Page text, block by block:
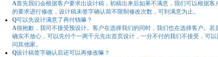
A首先我们会根据客户要求出设计稿，初稿出来后如果不满意，我们可以根据客
的要求进行修改，设计稿未签字确认前不限制修改次数，可到满意为止。
Q可以先设计满意了再付钱嘛？
A很抱歉，我司不接受预设计。客户在选择我们的同时，我们也在选择客户。若
确实不放心，可以先付个一两千元先出首页设计，一分不付的我们不接受，可以
问其他家。
Q设计稿签字确认后还可以再修改嘛？